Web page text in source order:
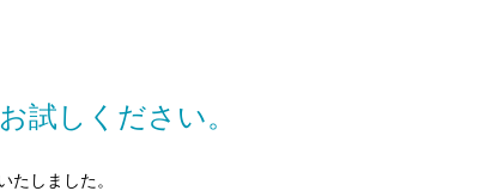
試しください。
たしました。